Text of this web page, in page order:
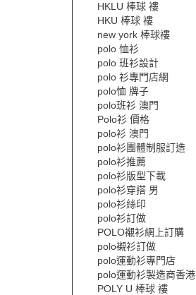
HKLU 棒球 褸
HKU 棒球 褸
new york 棒球褸
polo 恤衫
polo 班衫設計
polo 衫專門店網
polo恤 牌子
polo班衫 澳門
Polo衫 價格
polo衫 澳門
polo衫團體制服訂造
polo衫推薦
polo衫版型下載
polo衫穿搭 男
polo衫絲印
polo衫訂做
POLO襯衫網上訂購
polo襯衫訂做
polo運動衫專門店
polo運動衫製造商香港
POLY U 棒球 褸